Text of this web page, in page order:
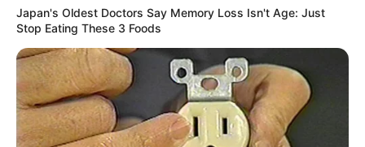
Japan's Oldest Doctors Say Memory Loss Isn't Age: Just
Stop Eating These 3 Foods